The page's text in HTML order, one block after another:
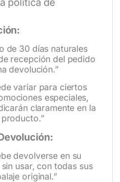
de 30 días naturales
recepción del pedido
devolución.”
variar para ciertos
especiales,
claramente en la
devolverse en su
usar, con todas sus
original.”